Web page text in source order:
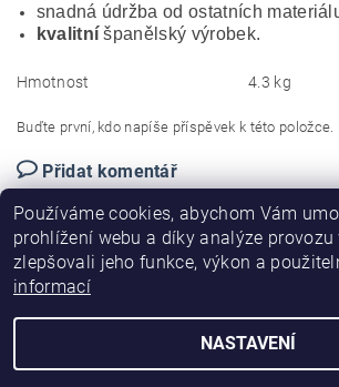
snadná údržba od ostatních
kvalitní španělský výrobek.
Hmotnost 4.3 kg
Buďte první, kdo napíše příspěvek k této položce.
Přidat komentář
PVC madla
2026 ©Eproficio, všechna práva
Používáme cookies, abychom Vám
prohlížení webu a díky analýze provozu
zlepšovali jeho funkce, výkon a
informací
NASTAVENÍ